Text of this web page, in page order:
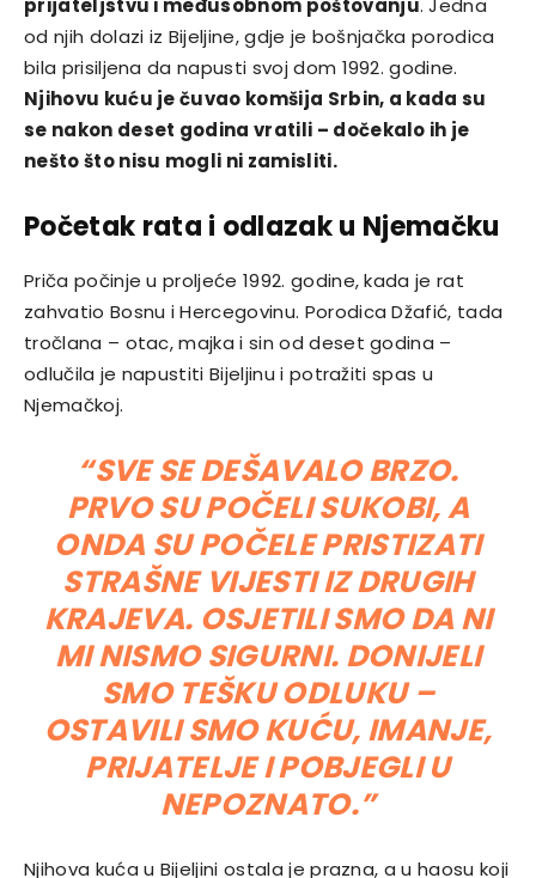
prijateljstvu i međusobnom poštovanju. Jedna
od njih dolazi iz Bijeljine, gdje je bošnjačka porodica
bila prisiljena da napusti svoj dom 1992. godine.
Njihovu kuću je čuvao komšija Srbin, a kada su
se nakon deset godina vratili – dočekalo ih je
nešto što nisu mogli ni zamisliti.
Početak rata i odlazak u Njemačku
Priča počinje u proljeće 1992. godine, kada je rat
zahvatio Bosnu i Hercegovinu. Porodica Džafić, tada
tročlana – otac, majka i sin od deset godina –
odlučila je napustiti Bijeljinu i potražiti spas u
Njemačkoj.
“SVE SE DEŠAVALO BRZO.
PRVO SU POČELI SUKOBI, A
ONDA SU POČELE PRISTIZATI
STRAŠNE VIJESTI IZ DRUGIH
KRAJEVA. OSJETILI SMO DA NI
MI NISMO SIGURNI. DONIJELI
SMO TEŠKU ODLUKU –
OSTAVILI SMO KUĆU, IMANJE,
PRIJATELJE I POBJEGLI U
NEPOZNATO.”
Njihova kuća u Bijeljini ostala je prazna, a u haosu koji